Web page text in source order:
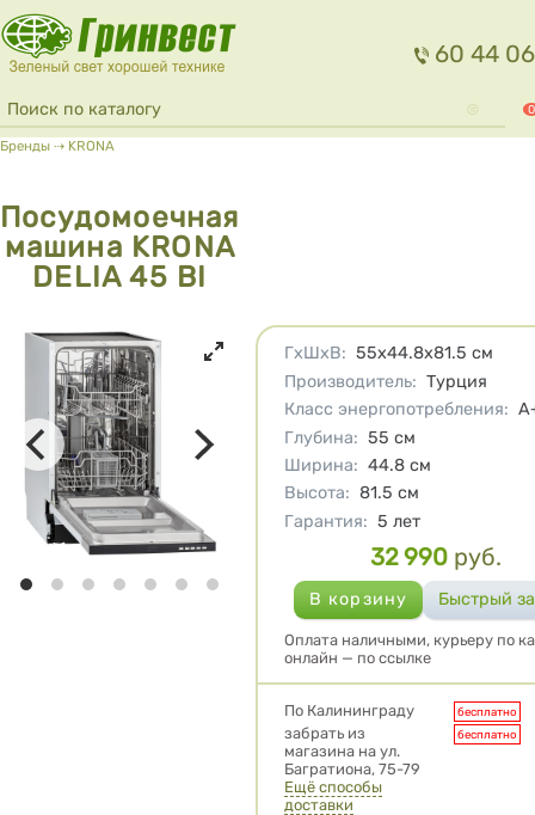
Перейти к основному содержанию
60 44 06
Форма поиска
Поиск 0
Вы здесь
Бренды ⇢ KRONA
Посудомоечная
машина KRONA
DELIA 45 BI
Характеристики
ГхШхВ: 55х44.8х81.5 см
Производитель: Турция
Класс энергопотребления:
Глубина: 55 см
Ширина: 44.8 см
Высота: 81.5 см
Гарантия: 5 лет
Цена
32 990 руб.
Оплата наличными, курьеру по
онлайн — по ссылке
Условия доставки
По Калининграду бесплатно
забрать из
магазина на ул.
Багратиона, 75-79
бесплатно
Ещё способы
доставки